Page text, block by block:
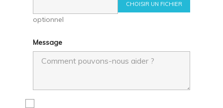
CHOISIR UN FICHIER
optionnel
Message